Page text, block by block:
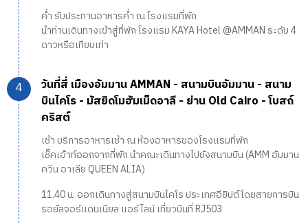
ค่ำ รับประทานอาหารค่ำ ณ โรงแรมที่พัก
นำท่านเดินทางเข้าสู่ที่พัก โรงแรม KAYA Hotel @AMMAN ระดับ 4
ดาวหรือเทียบเท่า
วันที่สี่ เมืองอัมมาน AMMAN - สนามบินอัมมาน - สนาม
บินไคโร - มัสยิดโมฮัมเม็ดอาลี - ย่าน Old Cairo - โบสถ์
คริสต์
เช้า บริการอาหารเช้า ณ ห้องอาหารของโรงแรมที่พัก
เช็คเอ้าท์ออกจากที่พัก นำคณะเดินทางไปยังสนามบิน (AMM อัมมาน
ควีน อาเลีย QUEEN ALIA)
11.40 น. ออกเดินทางสู่สนามบินไคโร ประเทศอียิปต์โดยสายการบิน
รอยัลจอร์แดนเนียล แอร์ไลน์ เที่ยวบินที่ RJ503